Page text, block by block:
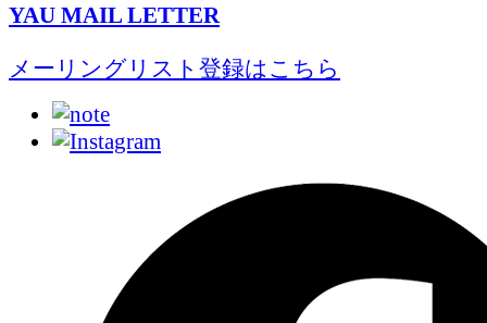
YAU MAIL LETTER
メーリングリスト登録はこちら